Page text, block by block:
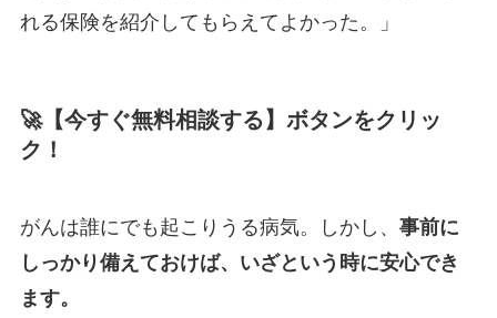
れる保険を紹介してもらえてよかった。」
🚀【今すぐ無料相談する】ボタンをクリッ
ク！
がんは誰にでも起こりうる病気。しかし、 事前に
しっかり備えておけば、いざという時に安心でき
ます。